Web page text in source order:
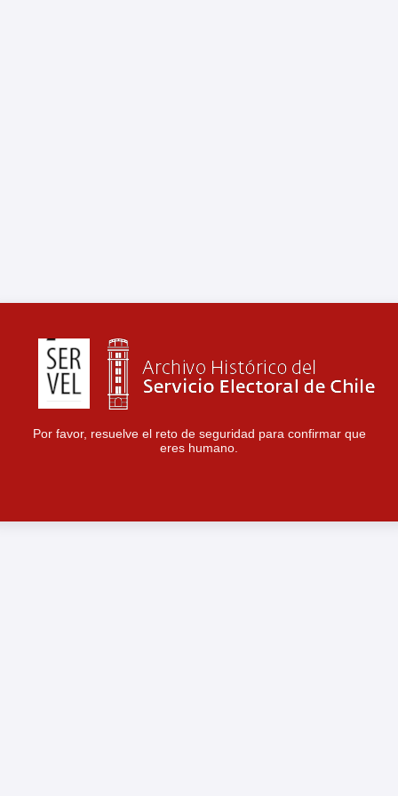
Por favor, resuelve el reto de seguridad para confirmar que
eres humano.